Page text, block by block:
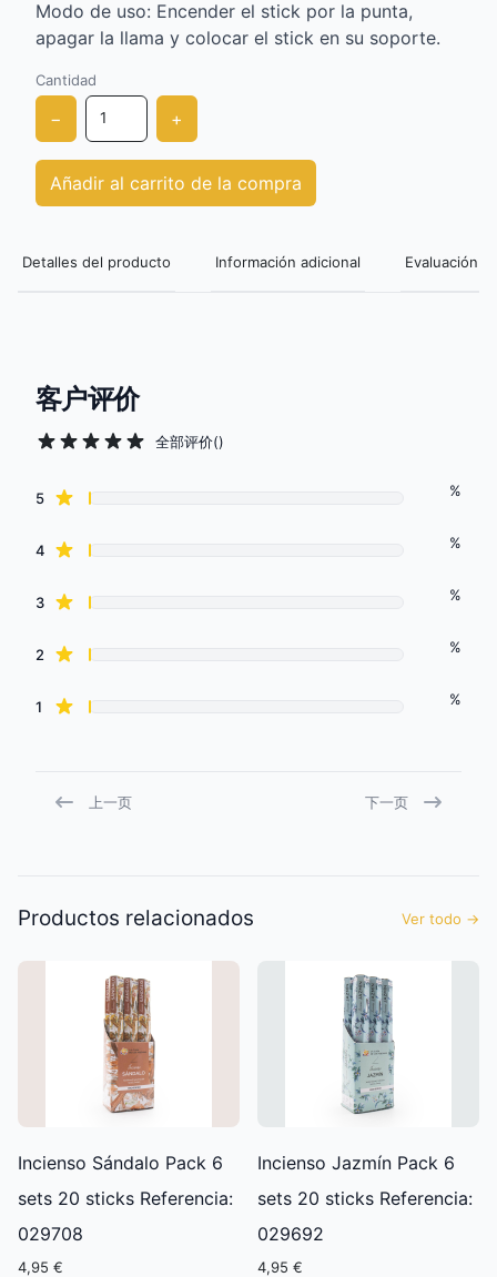
Modo de uso: Encender el stick por la punta,
apagar la llama y colocar el stick en su soporte.
Cantidad
− +
Añadir al carrito de la compra
Detalles del producto Información adicional Evaluación
客户评价
全部评价()
Review data
5star reviews %
4 star reviews %
3star reviews %
2 star reviews %
1 star reviews %
上一页 下一页
Productos relacionados Ver todo →
Incienso Sándalo Pack 6
sets 20 sticks Referencia:
029708
4,95 €
Incienso Jazmín Pack 6
sets 20 sticks Referencia:
029692
4,95 €